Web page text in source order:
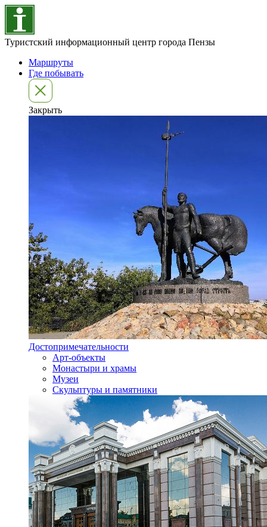
Туристский информационный центр города Пензы
Маршруты
Где побывать
Закрыть
Достопримечательности
Арт-объекты
Монастыри и храмы
Музеи
Скульптуры и памятники